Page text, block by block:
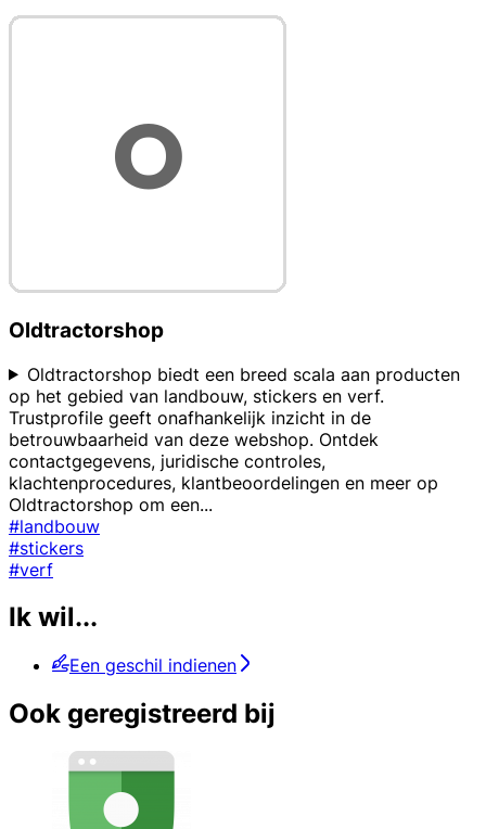
Oldtractorshop
Oldtractorshop biedt een breed scala aan producten
op het gebied van landbouw, stickers en verf.
Trustprofile geeft onafhankelijk inzicht in de
betrouwbaarheid van deze webshop. Ontdek
contactgegevens, juridische controles,
klachtenprocedures, klantbeoordelingen en meer op
Oldtractorshop om een...
#landbouw
#stickers
#verf
Ik wil...
Een geschil indienen
Ook geregistreerd bij